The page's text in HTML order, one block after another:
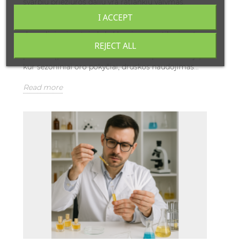
Šiandieninėje automobilių priežiūros rinkoje gausu
specializuotų ratlankių valymo priemonių, tačiau
daugeliui vairuotojų kyla klausimas: ar tikrai verta
investuoti į specialią ratlankių valymo priemonę, ar
pakanka įprasto muilo ir vandens? Ypač Lietuvoje,
kur sezoniniai oro pokyčiai, druskos naudojimas...
Read more
REJECT ALL
I ACCEPT